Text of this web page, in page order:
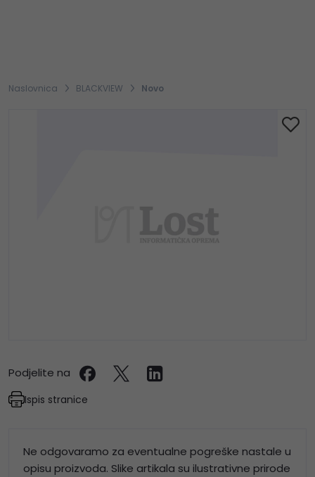
Naslovnica BLACKVIEW Novo
Podjelite na
Ispis stranice
Ne odgovaramo za eventualne pogreške nastale u
opisu proizvoda. Slike artikala su ilustrativne prirode